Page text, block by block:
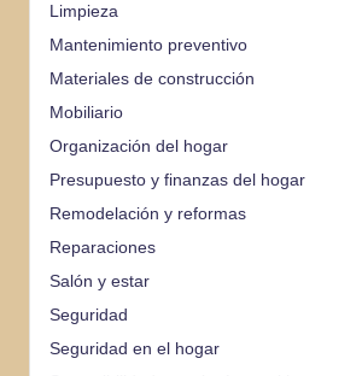
Limpieza
Mantenimiento preventivo
Materiales de construcción
Mobiliario
Organización del hogar
Presupuesto y finanzas del hogar
Remodelación y reformas
Reparaciones
Salón y estar
Seguridad
Seguridad en el hogar